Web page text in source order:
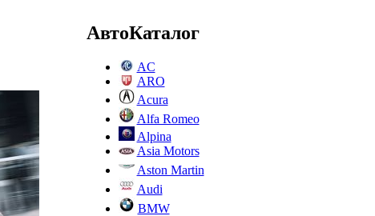
АвтоКаталог
AC
ARO
Acura
Alfa Romeo
Alpina
Asia Motors
Aston Martin
Audi
BMW